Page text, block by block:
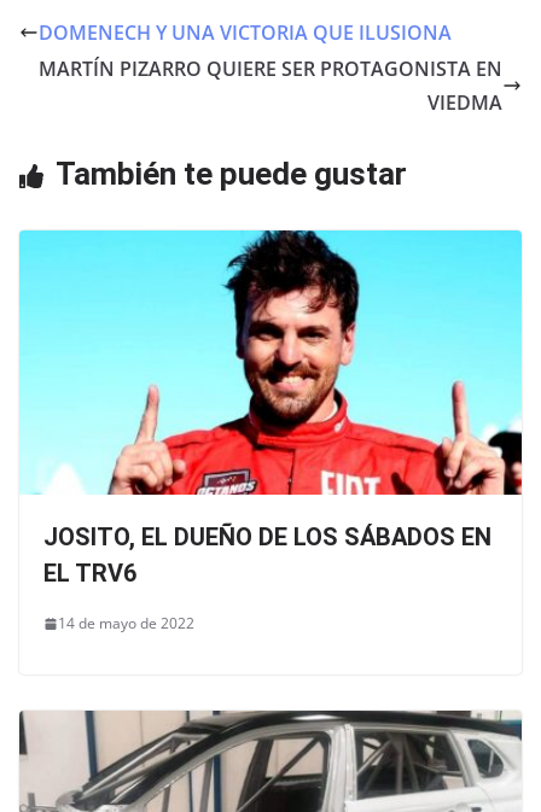
e
b
k
er s
A
DOMENECH Y UNA VICTORIA QUE ILUSIONA
MARTÍN PIZARRO QUIERE SER PROTAGONISTA EN
VIEDMA
También te puede gustar
JOSITO, EL DUEÑO DE LOS SÁBADOS EN
EL TRV6
14 de mayo de 2022